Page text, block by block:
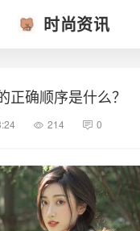
时尚资讯
正确顺序是什么？
214 0